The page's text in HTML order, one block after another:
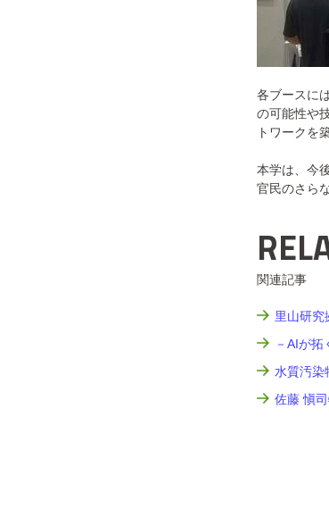
各ブースに
の可能性や
トワークを
本学は、今
官民のさら
関連記事
里山研究
－AIが
水質汚染
佐藤 愼